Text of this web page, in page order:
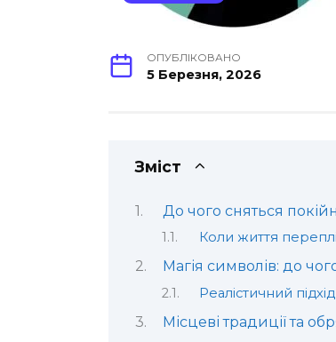
ОПУБЛІКОВАНО
5 Березня, 2026
Зміст
До чого сняться
Коли життя
Магія символів: до
Реалістичний підхід
Місцеві традиції та